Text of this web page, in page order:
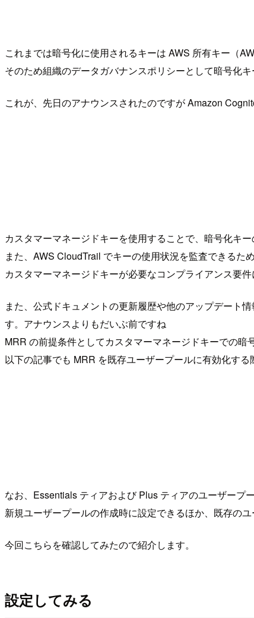
これまでは暗号化に使用されるキーは AWS 所有キー（
そのため組織のデータガバナンスポリシーとして暗号化
これが、先日のアナウンスされたのですが Amazon
カスタマーマネージドキーを使用することで、暗号化キ
また、AWS CloudTrail でキーの使用状況を監査できるた
カスタマーマネージドキーが必要なコンプライアンス要
また、公式ドキュメントの更新履歴や他のアップデート
す。アナウンスよりもだいぶ前ですね
MRR の前提条件としてカスタマーマネージドキーでの暗
以下の記事でも MRR を既存ユーザープールに有効化す
なお、Essentials ティアおよび Plus ティアのユーザープ
新規ユーザープールの作成時に設定できるほか、既存の
今回こちらを確認してみたので紹介します。
設定してみる